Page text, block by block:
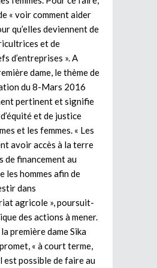
« voir comment aider
qu’elles deviennent de
et de
d’entreprises ». A
dame, le thème de
du 8-Mars 2016
pertinent et signifie
et de justice
et les femmes. « Les
avoir accès à la terre
de financement au
les hommes afin de
dans
agricole », poursuit-
des actions à mener.
première dame Sika
« à court terme,
est possible de faire au